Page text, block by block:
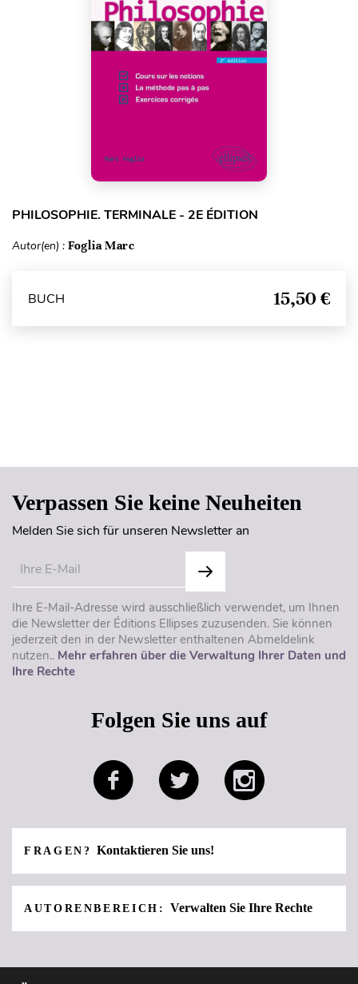
PHILOSOPHIE. TERMINALE - 2E ÉDITION
Autor(en) : Foglia Marc
BUCH 15,50 €
Verpassen Sie keine Neuheiten
Melden Sie sich für unseren Newsletter an
Ihre E-Mail-Adresse wird ausschließlich verwendet, um Ihnen
die Newsletter der Éditions Ellipses zuzusenden. Sie können
jederzeit den in der Newsletter enthaltenen Abmeldelink
nutzen.. Mehr erfahren über die Verwaltung Ihrer Daten und
Ihre Rechte
Folgen Sie uns auf
FRAGEN?Kontaktieren Sie uns!
AUTORENBEREICH: Verwalten Sie Ihre Rechte